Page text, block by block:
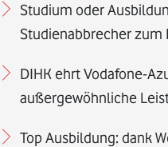
Studium oder
Studienabbrecher zum
DIHK ehrt Vodafone-
außergewöhnliche
Top Ausbildung: dank